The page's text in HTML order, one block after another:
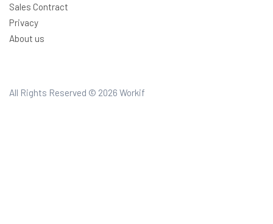
Sales Contract
Privacy
About us
All Rights Reserved © 2026 Workif